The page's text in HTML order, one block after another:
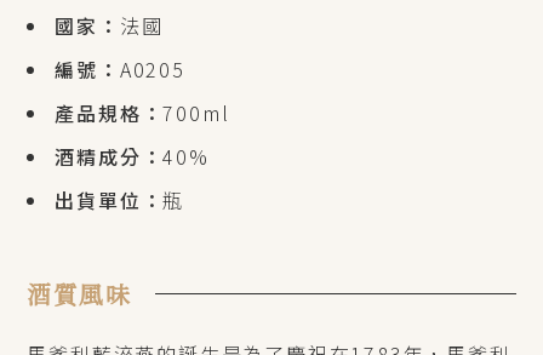
國家： 法國
編號： A0205
產品規格：700ml
酒精成分：40%
出貨單位：瓶
酒質風味